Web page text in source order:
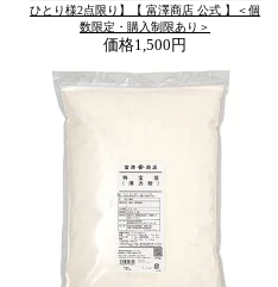
ひとり様2点限り】【 富澤商店 公式 】＜個
数限定・購入制限あり＞
価格1,500円